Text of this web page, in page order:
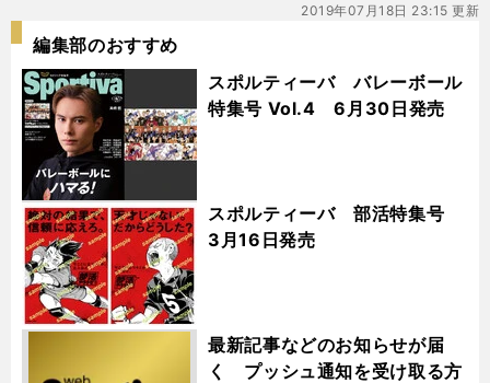
2019年07月18日 23:15 更新
編集部のおすすめ
スポルティーバ バレーボール
特集号 Vol.4 6月30日発売
スポルティーバ 部活特集号
3月16日発売
最新記事などのお知らせが届
く プッシュ通知を受け取る方